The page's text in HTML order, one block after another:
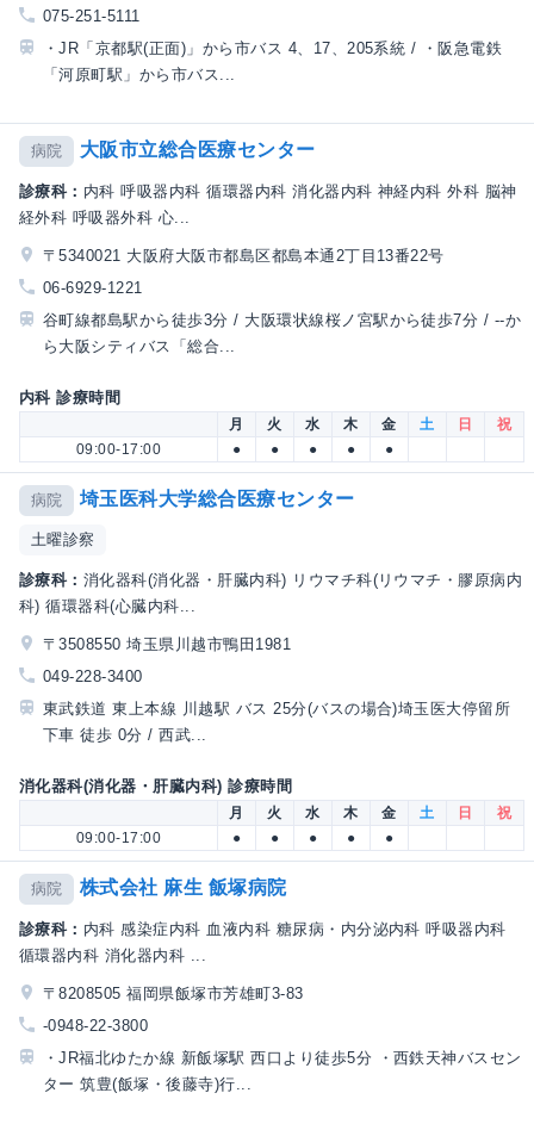
075-251-5111
・JR「京都駅(正面)」から市バス 4、17、205系統 / ・阪急電鉄
「河原町駅」から市バス...
病院 大阪市立総合医療センター
診療科： 内科 呼吸器内科 循環器内科 消化器内科 神経内科 外科 脳神
経外科 呼吸器外科 心...
〒5340021 大阪府大阪市都島区都島本通2丁目13番22号
06-6929-1221
谷町線都島駅から徒歩3分 / 大阪環状線桜ノ宮駅から徒歩7分 / --か
ら大阪シティバス「総合...
内科 診療時間
月 火 水 木 金 土 日
祝
09:00-17:00
● ● ● ● ●
病院 埼玉医科大学総合医療センター
土曜診察
診療科： 消化器科(消化器・肝臓内科) リウマチ科(リウマチ・膠原病内
科) 循環器科(心臓内科...
〒3508550 埼玉県川越市鴨田1981
049-228-3400
東武鉄道 東上本線 川越駅 バス 25分(バスの場合)埼玉医大停留所
下車 徒歩 0分 / 西武...
消化器科(消化器・肝臓内科) 診療時間
月 火 水 木 金 土 日
祝
09:00-17:00
● ● ● ● ●
病院 株式会社 麻生 飯塚病院
診療科： 内科 感染症内科 血液内科 糖尿病・内分泌内科 呼吸器内科
循環器内科 消化器内科 ...
〒8208505 福岡県飯塚市芳雄町3-83
-0948-22-3800
・JR福北ゆたか線 新飯塚駅 西口より徒歩5分 ・西鉄天神バスセン
ター 筑豊(飯塚・後藤寺)行...